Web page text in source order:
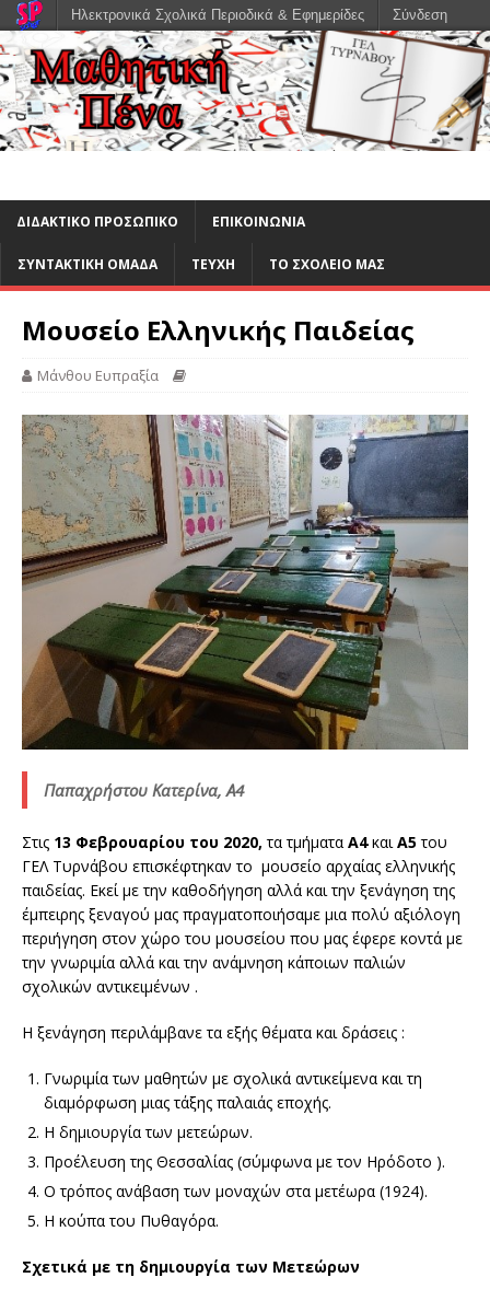
ΔΙΔΑΚΤΙΚΟ ΠΡΟΣΩΠΙΚΟ ΕΠΙΚΟΙΝΩΝΙΑ
ΣΥΝΤΑΚΤΙΚΗ ΟΜΑΔΑ ΤΕΥΧΗ ΤΟ ΣΧΟΛΕΙΟ ΜΑΣ
Μουσείο Ελληνικής Παιδείας
Μάνθου Ευπραξία
Παπαχρήστου Κατερίνα, Α4
Στις 13 Φεβρουαρίου του 2020, τα τμήματα Α4καιΑ5του
ΓΕΛ Τυρνάβου επισκέφτηκαν το μουσείο αρχαίας ελληνικής
παιδείας. Εκεί με την καθοδήγηση αλλά και την ξενάγηση της
έμπειρης ξεναγού μας πραγματοποιήσαμε μια πολύ αξιόλογη
περιήγηση στον χώρο του μουσείου που μας έφερε κοντά με
την γνωριμία αλλά και την ανάμνηση κάποιων παλιών
σχολικών αντικειμένων .
Η ξενάγηση περιλάμβανε τα εξής θέματα και δράσεις :
Γνωριμία των μαθητών με σχολικά αντικείμενα και τη
διαμόρφωση μιας τάξης παλαιάς εποχής.
Η δημιουργία των μετεώρων.
Προέλευση της Θεσσαλίας (σύμφωνα με τον Ηρόδοτο ).
Ο τρόπος ανάβαση των μοναχών στα μετέωρα (1924).
Η κούπα του Πυθαγόρα.
Σχετικά με τη δημιουργία των Μετεώρων
Ηλεκτρονικά Σχολικά Περιοδικά & Εφημερίδες Σύνδεση